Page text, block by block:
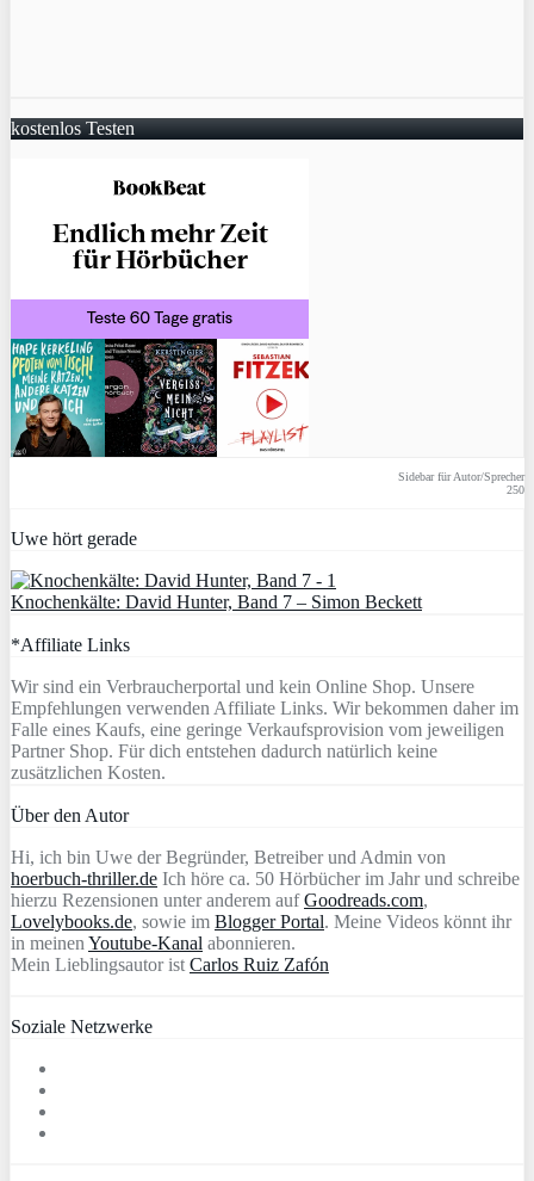
kostenlos Testen
Sidebar für Autor/Sprecher
250
Uwe hört gerade
Knochenkälte: David Hunter, Band 7 – Simon Beckett
*Affiliate Links
Wir sind ein Verbraucherportal und kein Online Shop. Unsere
Empfehlungen verwenden Affiliate Links. Wir bekommen daher im
Falle eines Kaufs, eine geringe Verkaufsprovision vom jeweiligen
Partner Shop. Für dich entstehen dadurch natürlich keine
zusätzlichen Kosten.
Über den Autor
Hi, ich bin Uwe der Begründer, Betreiber und Admin von
hoerbuch-thriller.de Ich höre ca. 50 Hörbücher im Jahr und schreibe
hierzu Rezensionen unter anderem aufGoodreads.com,
Lovelybooks.de, sowie im Blogger Portal. Meine Videos könnt ihr
in meinen Youtube-Kanal abonnieren.
Mein Lieblingsautor ist Carlos Ruiz Zafón
Soziale Netzwerke